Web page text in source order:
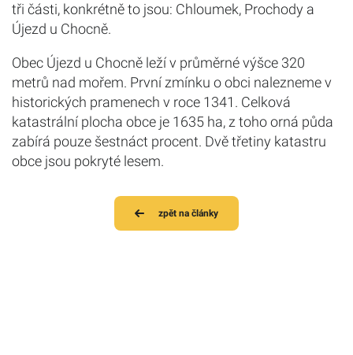
tři části, konkrétně to jsou: Chloumek, Prochody a
Újezd u Chocně.
Obec Újezd u Chocně leží v průměrné výšce 320
metrů nad mořem. První zmínku o obci nalezneme v
historických pramenech v roce 1341. Celková
katastrální plocha obce je 1635 ha, z toho orná půda
zabírá pouze šestnáct procent. Dvě třetiny katastru
obce jsou pokryté lesem.
zpět na články